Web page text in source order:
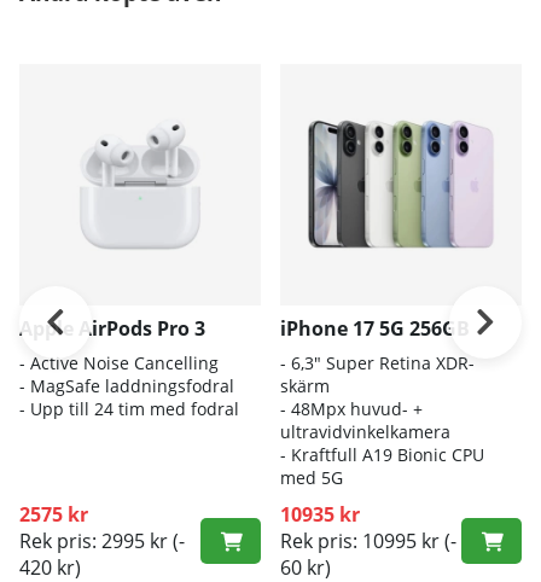
Apple AirPods Pro 3
- Active Noise Cancelling
- MagSafe laddningsfodral
- Upp till 24 tim med fodral
2575 kr
Rek pris: 2995 kr(-
420 kr)
iPhone 17 5G 256GB
- 6,3" Super Retina XDR-
skärm
- 48Mpx huvud- +
ultravidvinkelkamera
- Kraftfull A19 Bionic CPU
med 5G
10935 kr
Rek pris: 10995 kr(-
60 kr)